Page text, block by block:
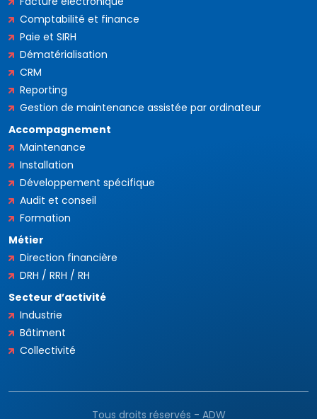
Comptabilité et finance
Paie et SIRH
Dématérialisation
CRM
Reporting
Gestion de maintenance assistée par ordinateur
Accompagnement
Maintenance
Installation
Développement spécifique
Audit et conseil
Formation
Métier
Direction financière
DRH / RRH / RH
Secteur d’activité
Industrie
Bâtiment
Collectivité
Tous droits réservés - ADW